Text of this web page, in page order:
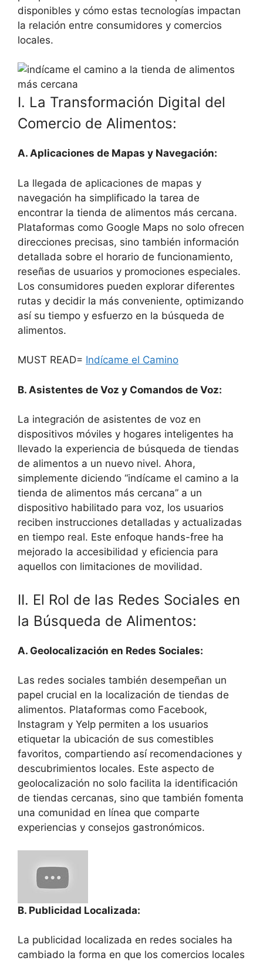
disponibles y cómo estas tecnologías impactan
la relación entre consumidores y comercios
locales.
I. La Transformación Digital del
Comercio de Alimentos:
A. Aplicaciones de Mapas y Navegación:
La llegada de aplicaciones de mapas y
navegación ha simplificado la tarea de
encontrar la tienda de alimentos más cercana.
Plataformas como Google Maps no solo ofrecen
direcciones precisas, sino también información
detallada sobre el horario de funcionamiento,
reseñas de usuarios y promociones especiales.
Los consumidores pueden explorar diferentes
rutas y decidir la más conveniente, optimizando
así su tiempo y esfuerzo en la búsqueda de
alimentos.
MUST READ= Indícame el Camino
B. Asistentes de Voz y Comandos de Voz:
La integración de asistentes de voz en
dispositivos móviles y hogares inteligentes ha
llevado la experiencia de búsqueda de tiendas
de alimentos a un nuevo nivel. Ahora,
simplemente diciendo “indícame el camino a la
tienda de alimentos más cercana” a un
dispositivo habilitado para voz, los usuarios
reciben instrucciones detalladas y actualizadas
en tiempo real. Este enfoque hands-free ha
mejorado la accesibilidad y eficiencia para
aquellos con limitaciones de movilidad.
II. El Rol de las Redes Sociales en
la Búsqueda de Alimentos:
A. Geolocalización en Redes Sociales:
Las redes sociales también desempeñan un
papel crucial en la localización de tiendas de
alimentos. Plataformas como Facebook,
Instagram y Yelp permiten a los usuarios
etiquetar la ubicación de sus comestibles
favoritos, compartiendo así recomendaciones y
descubrimientos locales. Este aspecto de
geolocalización no solo facilita la identificación
de tiendas cercanas, sino que también fomenta
una comunidad en línea que comparte
experiencias y consejos gastronómicos.
B. Publicidad Localizada:
La publicidad localizada en redes sociales ha
cambiado la forma en que los comercios locales